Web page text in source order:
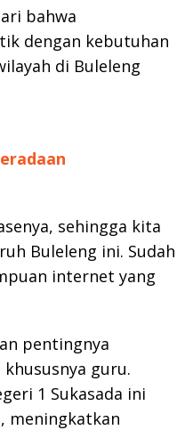
bahwa
dengan kebutuhan
di Buleleng
sehingga kita
Buleleng ini. Sudah
internet yang
pentingnya
guru.
1 Sukasada ini
meningkatkan